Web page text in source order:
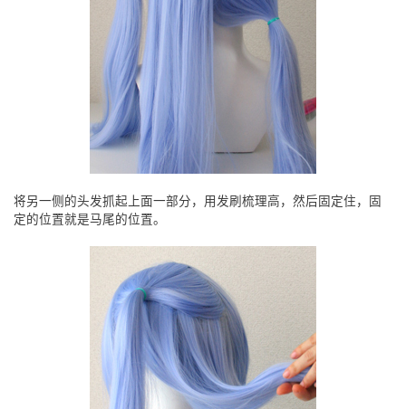
将另一侧的头发抓起上面一部分，用发刷梳理高，然后固定住，固
定的位置就是马尾的位置。